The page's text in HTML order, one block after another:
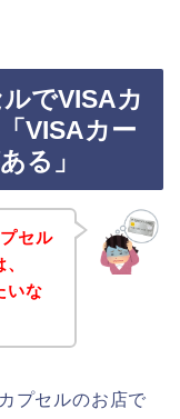
でVISAカ
VISAカー
る」
セル
いな
プセルのお店で